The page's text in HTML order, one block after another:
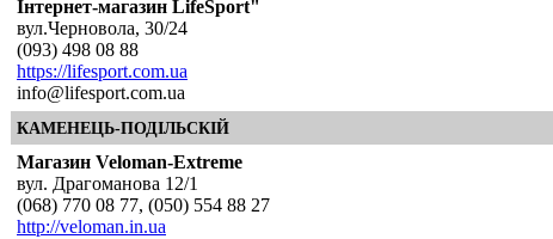
Інтернет-магазин LifeSport"
вул.Черновола, 30/24
(093) 498 08 88
https://lifesport.com.ua
info@lifesport.com.ua
КАМЕНЕЦЬ-ПОДІЛЬСКІЙ
Магазин Veloman-Extreme
вул. Драгоманова 12/1
(068) 770 08 77, (050) 554 88 27
http://veloman.in.ua